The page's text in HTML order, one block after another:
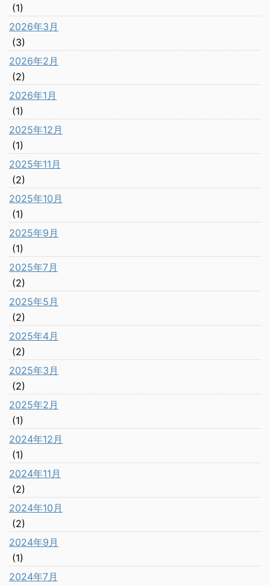
(1)
2026年3月
(3)
2026年2月
(2)
2026年1月
(1)
2025年12月
(1)
2025年11月
(2)
2025年10月
(1)
2025年9月
(1)
2025年7月
(2)
2025年5月
(2)
2025年4月
(2)
2025年3月
(2)
2025年2月
(1)
2024年12月
(1)
2024年11月
(2)
2024年10月
(2)
2024年9月
(1)
2024年7月